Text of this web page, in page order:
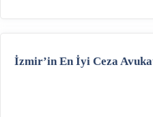
İzmir’in En İyi Ceza